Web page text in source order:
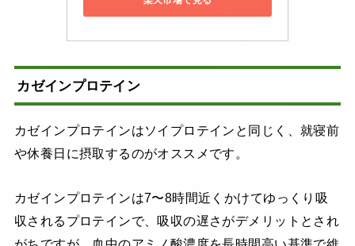
カゼインプロテイン
カゼインプロテインはソイプロテインと同じく、就寝前
や休養日に摂取するのがオススメです。
カゼインプロテインは7〜8時間近くかけてゆっくり吸
収されるプロテインで、吸収の遅さがデメリットとされ